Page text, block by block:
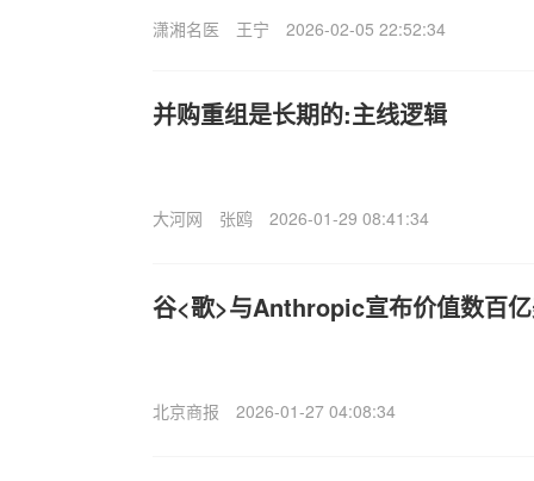
潇湘名医 王宁 2026-02-05 22:52:34
并购重组是长期的:主线逻辑
大河网 张鸥 2026-01-29 08:41:34
谷<歌>与Anthropic宣布价值数百
北京商报 2026-01-27 04:08:34